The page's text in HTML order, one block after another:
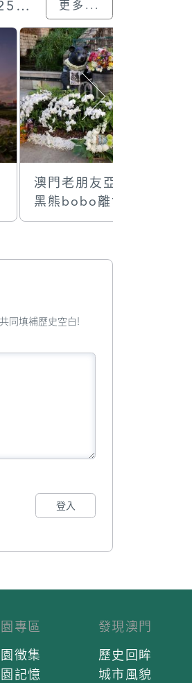
“我的澳門記憶” 圖片分享計劃 - 2025的參與作品 更多...
澳門老朋友亞洲
黑熊bobo離世，
澳門特別行政區
憑弔
同填補歷史空白!
登入
專區
徵集
記憶
發現澳門
歷史回眸
城市風貌